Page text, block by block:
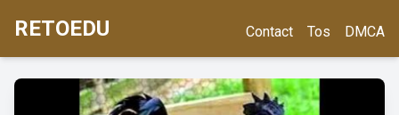
RETOEDU Contact Tos DMCA